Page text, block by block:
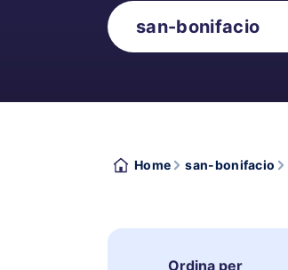
Home san-bonifacio
Ordina per